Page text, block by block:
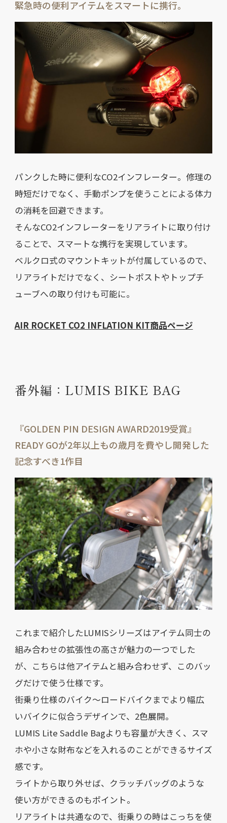
緊急時の便利アイテムをスマートに携行。
パンクした時に便利なCO2インフレーター。修理の
時短だけでなく、手動ポンプを使うことによる体力
の消耗を回避できます。
そんなCO2インフレーターをリアライトに取り付け
ることで、スマートな携行を実現しています。
ベルクロ式のマウントキットが付属しているので、
リアライトだけでなく、シートポストやトップチ
ューブへの取り付けも可能に。
AIR ROCKET CO2 INFLATION KIT商品ページ
番外編：LUMIS BIKE BAG
『GOLDEN PIN DESIGN AWARD2019受賞』
READY GOが2年以上もの歳月を費やし開発した
記念すべき1作目
これまで紹介したLUMISシリーズはアイテム同士の
組み合わせの拡張性の高さが魅力の一つでした
が、こちらは他アイテムと組み合わせず、このバッ
グだけで使う仕様です。
街乗り仕様のバイク〜ロードバイクまでより幅広
いバイクに似合うデザインで、2色展開。
LUMIS Lite Saddle Bagよりも容量が大きく、スマ
ホや小さな財布などを入れるのことができるサイズ
感です。
ライトから取り外せば、クラッチバッグのような
使い方ができるのもポイント。
リアライトは共通なので、街乗りの時はこっちを使